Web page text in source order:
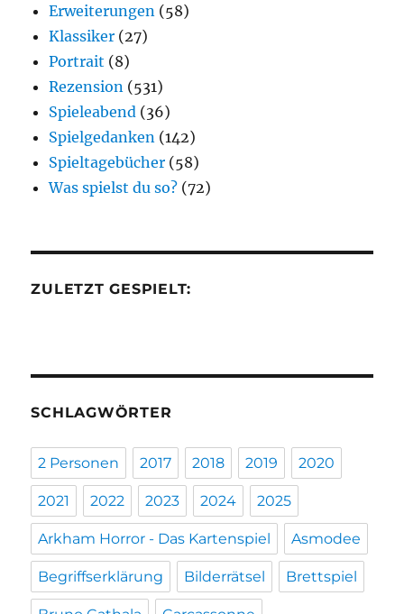
Erweiterungen (58)
Klassiker (27)
Portrait (8)
Rezension (531)
Spieleabend (36)
Spielgedanken (142)
Spieltagebücher (58)
Was spielst du so? (72)
ZULETZT GESPIELT:
SCHLAGWÖRTER
2 Personen 2017 2018 2019 2020
2021 2022 2023 2024 2025
Arkham Horror - Das Kartenspiel Asmodee
Begriffserklärung Bilderrätsel Brettspiel